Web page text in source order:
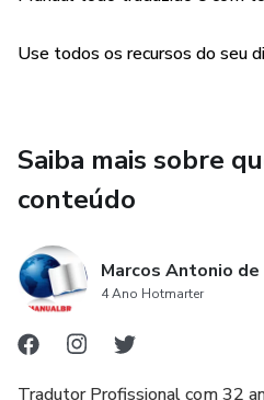
Use todos os recursos do seu
Saiba mais sobre
conteúdo
Marcos Antonio de
4 Ano Hotmarter
Tradutor Profissional com 32